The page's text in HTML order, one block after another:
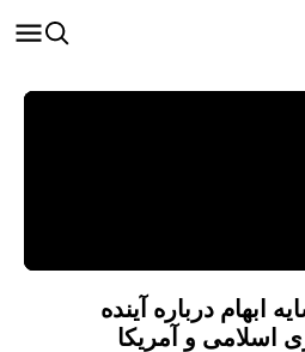
ابهام درباره آینده
اسلامی و آمریکا